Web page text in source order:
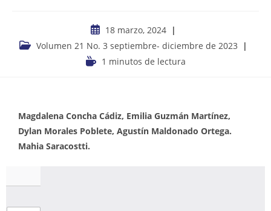
18 marzo, 2024
Volumen 21 No. 3 septiembre- diciembre de 2023
1 minutos de lectura
Magdalena Concha Cádiz, Emilia Guzmán Martínez,
Dylan Morales Poblete, Agustín Maldonado Ortega.
Mahia Saracostti.